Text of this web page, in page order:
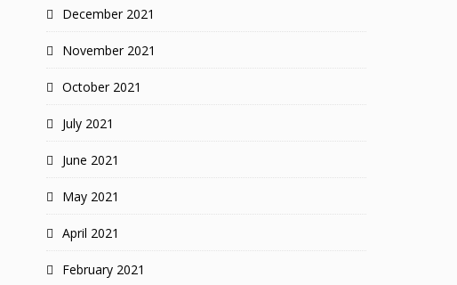
December 2021
November 2021
October 2021
July 2021
June 2021
May 2021
April 2021
February 2021